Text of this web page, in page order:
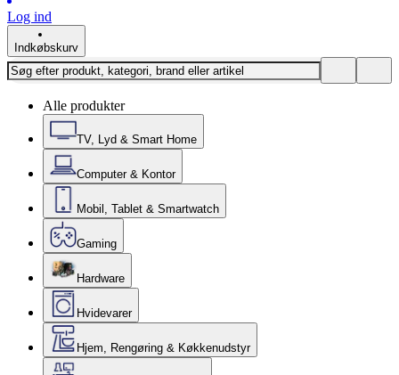
Log ind
Indkøbskurv
Alle produkter
TV, Lyd & Smart Home
Computer & Kontor
Mobil, Tablet & Smartwatch
Gaming
Hardware
Hvidevarer
Hjem, Rengøring & Køkkenudstyr